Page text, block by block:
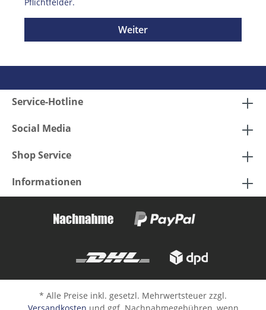
Weiter
Service-Hotline
Social Media
Shop Service
Informationen
* Alle Preise inkl. gesetzl. Mehrwertsteuer zzgl.